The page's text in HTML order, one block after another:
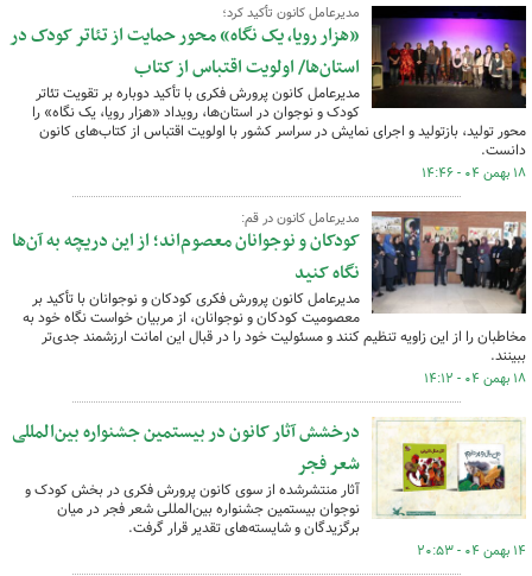
مدیرعامل کانون تأکید کرد؛
«هزار رویا، یک نگاه» محور حمایت از تئاتر کودک در
استان‌ها/ اولویت اقتباس از کتاب
مدیرعامل کانون پرورش فکری با تأکید دوباره بر تقویت تئاتر
کودک و نوجوان در استان‌ها، رویداد «هزار رویا، یک نگاه» را
محور تولید، بازتولید و اجرای نمایش در سراسر کشور با اولویت اقتباس از کتاب‌های کانون
دانست.
۱۸ بهمن ۰۴ - ۱۴:۴۶
مدیرعامل کانون در قم:
کودکان و نوجوانان معصوم‌اند؛ از این دریچه به آن‌ها
نگاه کنید
مدیرعامل کانون پرورش فکری کودکان و نوجوانان با تأکید بر
معصومیت کودکان و نوجوانان، از مربیان خواست نگاه خود به
مخاطبان را از این زاویه تنظیم کنند و مسئولیت خود را در قبال این امانت ارزشمند جدی‌تر
ببینند.
۱۸ بهمن ۰۴ - ۱۴:۱۲
درخشش آثار کانون در بیستمین جشنواره بین‌المللی
شعر فجر
آثار منتشرشده از سوی کانون پرورش فکری در بخش کودک و
نوجوان بیستمین جشنواره بین‌المللی شعر فجر در میان
برگزیدگان و شایسته‌های تقدیر قرار گرفت.
۱۴ بهمن ۰۴ - ۲۰:۵۳